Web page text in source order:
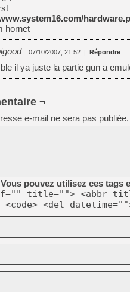
hornet
07/10/2007, 21:52 | Répondre
il ya juste la partie gun a
¬
e-mail ne sera pas publiée.
Vous pouvez utilisez ces tags
title=""> <abbr
<code> <del